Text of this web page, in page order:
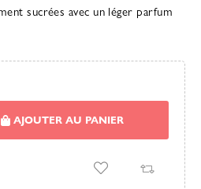
sucrées avec un léger parfum
AJOUTER AU PANIER